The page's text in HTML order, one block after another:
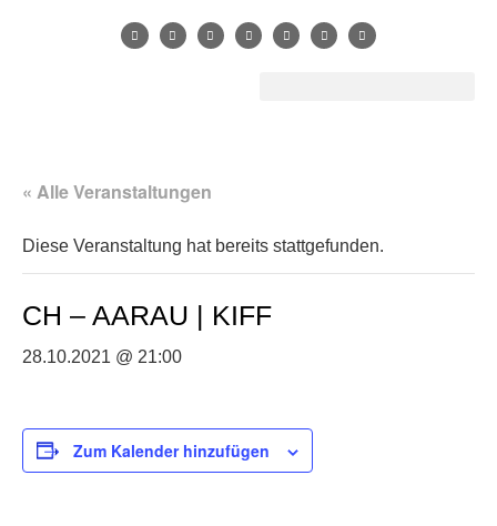
« Alle Veranstaltungen
Diese Veranstaltung hat bereits stattgefunden.
CH – AARAU | KIFF
28.10.2021 @ 21:00
Zum Kalender hinzufügen